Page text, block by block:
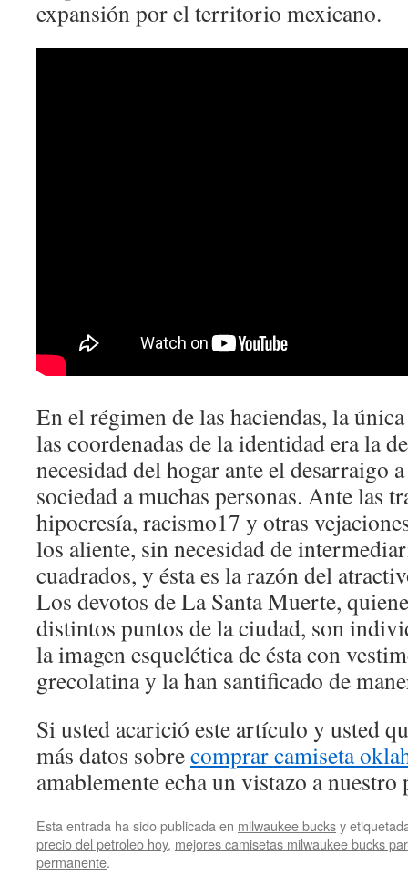
expansión por el territorio mexicano.
En el régimen de las haciendas, la
las coordenadas de la identidad era la
necesidad del hogar ante el desarraigo
sociedad a muchas personas. Ante las
hipocresía, racismo17 y otras
los aliente, sin necesidad de
cuadrados, y ésta es la razón del
Los devotos de La Santa Muerte,
distintos puntos de la ciudad, son
la imagen esquelética de ésta con
grecolatina y la han santificado de
Si usted acarició este artículo y usted
más datos sobrecomprar camiseta
amablemente echa un vistazo a
Esta entrada ha sido publicada en milwaukee bucksy
precio del petroleo hoy, mejores camisetas milwaukee bucks
permanente.